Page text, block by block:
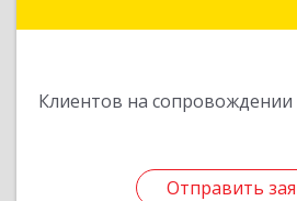
Клиентов на сопровождении
Отправить
Отправить